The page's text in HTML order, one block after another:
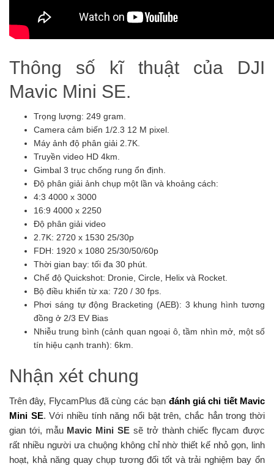
Thông số kĩ thuật của DJI
Mavic Mini SE.
Trọng lượng: 249 gram.
Camera cảm biến 1/2.3 12 M pixel.
Máy ảnh độ phân giải 2.7K.
Truyền video HD 4km.
Gimbal 3 trục chống rung ổn định.
Độ phân giải ảnh chụp một lần và khoảng cách:
4:3 4000 x 3000
16:9 4000 x 2250
Độ phân giải video
2.7K: 2720 x 1530 25/30p
FDH: 1920 x 1080 25/30/50/60p
Thời gian bay: tối đa 30 phút.
Chế độ Quickshot: Dronie, Circle, Helix và Rocket.
Bộ điều khiển từ xa: 720 / 30 fps.
Phơi sáng tự động Bracketing (AEB): 3 khung hình tương
đồng ở 2/3 EV Bias
Nhiễu trung bình (cảnh quan ngoại ô, tầm nhìn mở, một số
tín hiệu cạnh tranh): 6km.
Nhận xét chung
Trên đây, FlycamPlus đã cùng các bạn đánh giá chi tiết Mavic
Mini SE. Với nhiều tính năng nổi bật trên, chắc hẳn trong thời
gian tới, mẫu Mavic Mini SE sẽ trở thành chiếc flycam được
rất nhiều người ưa chuộng không chỉ nhờ thiết kế nhỏ gọn, linh
hoạt, khả năng quay chụp tương đối tốt và trải nghiệm bay ổn